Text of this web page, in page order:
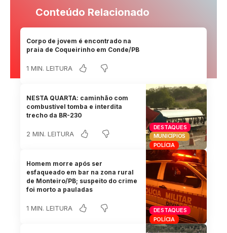
Conteúdo Relacionado
Corpo de jovem é encontrado na
praia de Coqueirinho em Conde/PB
1 MIN. LEITURA
DESTAQUES
MUNICÍPIOS
POLÍCIA
NESTA QUARTA: caminhão com
combustível tomba e interdita
trecho da BR-230
2 MIN. LEITURA
DESTAQUES
POLÍCIA
Homem morre após ser
esfaqueado em bar na zona rural
de Monteiro/PB; suspeito do crime
foi morto a pauladas
1 MIN. LEITURA